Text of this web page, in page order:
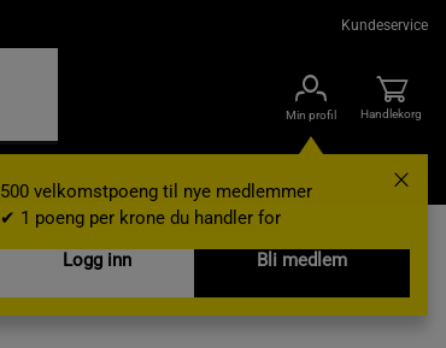
Kundeservice
Min profil
500 velkomstpoeng til nye medlemmer
✔ 1 poeng per krone du handler for
Logg inn
Bli medlem
Handlekorg
Gavekort